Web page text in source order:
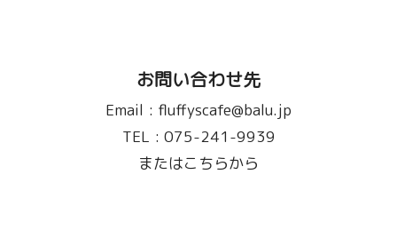
お問い合わせ先
Email : fluffyscafe@balu.jp
TEL : 075-241-9939
またはこちらから